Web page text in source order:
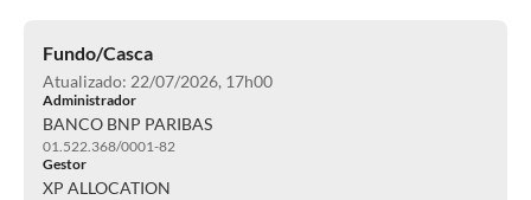
Fundo/Casca
Atualizado: 22/07/2026, 17h00
Administrador
BANCO BNP PARIBAS
01.522.368/0001-82
Gestor
XP ALLOCATION